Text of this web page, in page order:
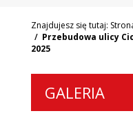
Znajdujesz się tutaj:
Przebudowa ulicy
2025
GALERIA